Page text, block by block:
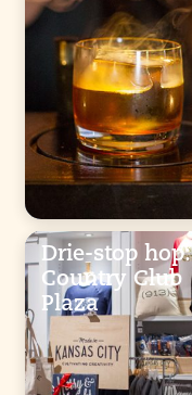
Drie-stop hop:
Country Club
Plaza